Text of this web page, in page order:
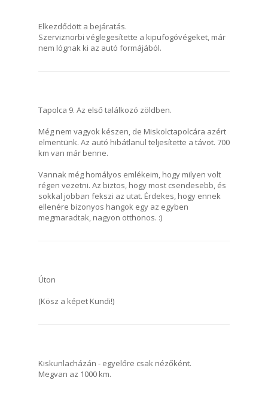
Elkezdődött a bejáratás.
Szerviznorbi véglegesítette a kipufogóvégeket, már
nem lógnak ki az autó formájából.
Tapolca 9. Az első találkozó zöldben.
Még nem vagyok készen, de Miskolctapolcára azért
elmentünk. Az autó hibátlanul teljesítette a távot. 700
km van már benne.
Vannak még homályos emlékeim, hogy milyen volt
régen vezetni. Az biztos, hogy most csendesebb, és
sokkal jobban fekszi az utat. Érdekes, hogy ennek
ellenére bizonyos hangok egy az egyben
megmaradtak, nagyon otthonos. :)
Úton
(Kösz a képet Kundi!)
Kiskunlacházán - egyelőre csak nézőként.
Megvan az 1000 km.